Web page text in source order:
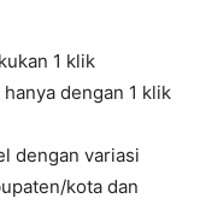
1 klik
dengan 1 klik
dengan variasi
kota dan